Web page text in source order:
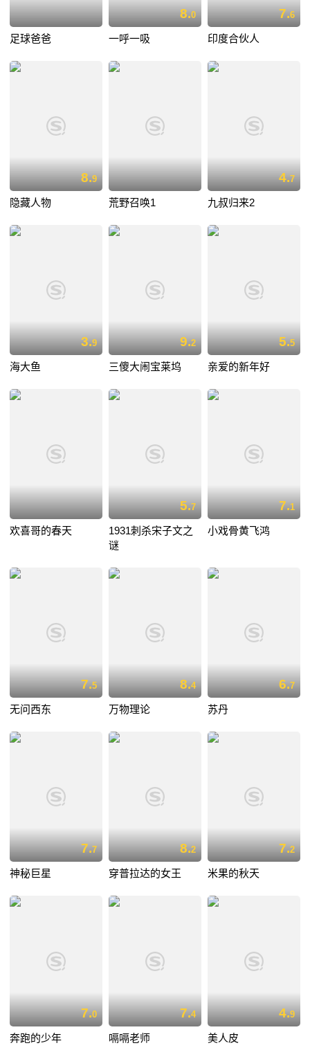
足球爸爸
8.0
一呼一吸
7.6
印度合伙人
8.9
隐藏人物 荒野召唤1
4.7
九叔归来2
3.9
海大鱼
9.2
三傻大闹宝莱坞
5.5
亲爱的新年好
欢喜哥的春天
5.7
1931刺杀宋子文之
谜
7.1
小戏骨黄飞鸿
7.5
无问西东
8.4
万物理论
6.7
苏丹
7.7
神秘巨星
8.2
穿普拉达的女王
7.2
米果的秋天
7.0
奔跑的少年
7.4
嗝嗝老师
4.9
美人皮